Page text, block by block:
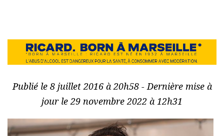
Publié le 8 juillet 2016 à 20h58 - Dernière mise à
jour le 29 novembre 2022 à 12h31